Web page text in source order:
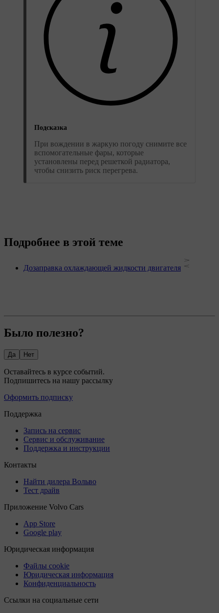
Подсказка
При вождении в жаркую погоду снимите все
вспомогательные фары, которые
установлены перед решеткой радиатора,
чтобы снизить риск перегрева.
Подробнее в этой теме
Дозаправка охлаждающей жидкости двигателя
Было полезно?
Да Нет